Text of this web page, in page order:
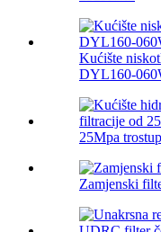
Kućište
DYL160-
25Mpa
Zamjenski